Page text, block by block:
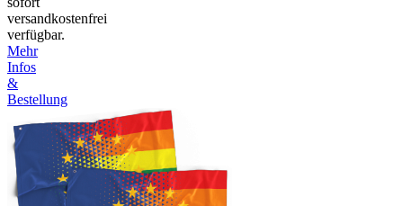
versandkostenfrei
verfügbar.
Mehr
Infos
&
Bestellung